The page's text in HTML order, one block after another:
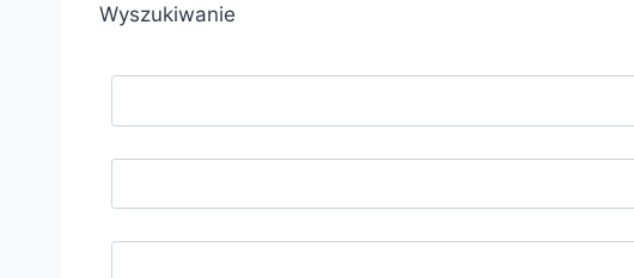
Wyszukiwanie